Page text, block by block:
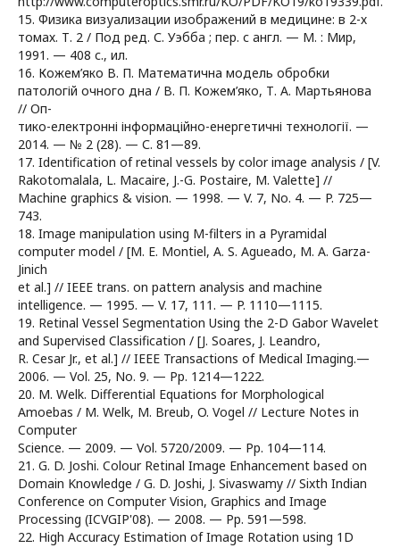
15. Физика визуализации изображений в медицине: в 2-х
томах. Т. 2 / Под ред. С. Уэбба ; пер. с англ. — М. : Мир,
1991. — 408 с., ил.
16. Кожем’яко В. П. Математична модель обробки
патологій очного дна / В. П. Кожем’яко, Т. А. Мартьянова
// Оп-
тико-електронні інформаційно-енергетичні технології. —
2014. — № 2 (28). — С. 81—89.
17. Identification of retinal vessels by color image analysis / [V.
Rakotomalala, L. Macaire, J.-G. Postaire, M. Valette] //
Machine graphics & vision. — 1998. — V. 7, No. 4. — P. 725—
743.
18. Image manipulation using M-filters in a Pyramidal
computer model / [M. E. Montiel, A. S. Agueado, M. A. Garza-
Jinich
et al.] // IEEE trans. on pattern analysis and machine
intelligence. — 1995. — V. 17, 111. — P. 1110—1115.
19. Retinal Vessel Segmentation Using the 2-D Gabor Wavelet
and Supervised Classification / [J. Soares, J. Leandro,
R. Cesar Jr., et al.] // IEEE Transactions of Medical Imaging.—
2006. — Vol. 25, No. 9. — Рp. 1214—1222.
20. M. Welk. Differential Equations for Morphological
Amoebas / M. Welk, M. Breub, O. Vogel // Lecture Notes in
Computer
Science. — 2009. — Vol. 5720/2009. — Pp. 104—114.
21. G. D. Joshi. Colour Retinal Image Enhancement based on
Domain Knowledge / G. D. Joshi, J. Sivaswamy // Sixth Indian
Conference on Computer Vision, Graphics and Image
Processing (ICVGIP'08). — 2008. — Pp. 591—598.
22. High Accuracy Estimation of Image Rotation using 1D